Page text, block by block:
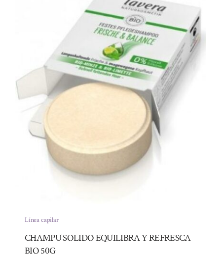
Línea capilar
CHAMPU SOLIDO EQUILIBRA Y REFRESCA
BIO 50G